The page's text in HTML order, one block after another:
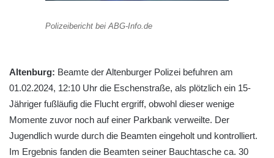
Polizeibericht bei ABG-Info.de
Altenburg: Beamte der Altenburger Polizei befuhren am
01.02.2024, 12:10 Uhr die Eschenstraße, als plötzlich ein 15-
Jähriger fußläufig die Flucht ergriff, obwohl dieser wenige
Momente zuvor noch auf einer Parkbank verweilte. Der
Jugendlich wurde durch die Beamten eingeholt und kontrolliert.
Im Ergebnis fanden die Beamten seiner Bauchtasche ca. 30